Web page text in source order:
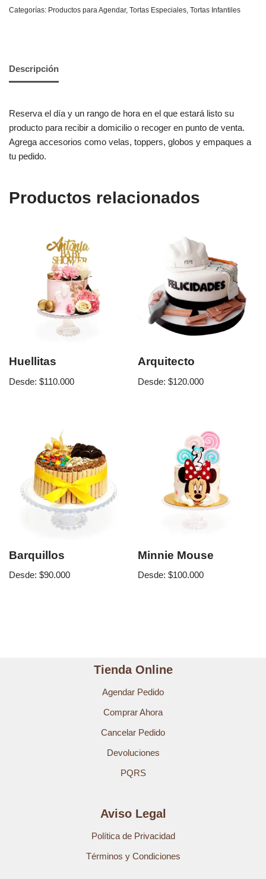
Categorías: Productos para Agendar, Tortas Especiales Tortas Infantiles
Descripción
Reserva el día y un rango de hora en el que estará listo su
producto para recibir a domicilio o recoger en punto de venta.
Agrega accesorios como velas, toppers, globos y empaques a
tu pedido.
Productos relacionados
Huellitas
Desde: $110.000
Arquitecto
Desde:$120.000
Barquillos
Desde: $90.000
Minnie Mouse
Desde:$100.000
Tienda Online
Agendar Pedido
Comprar Ahora
Cancelar Pedido
Devoluciones
PQRS
Aviso Legal
Política de Privacidad
Términos y Condiciones